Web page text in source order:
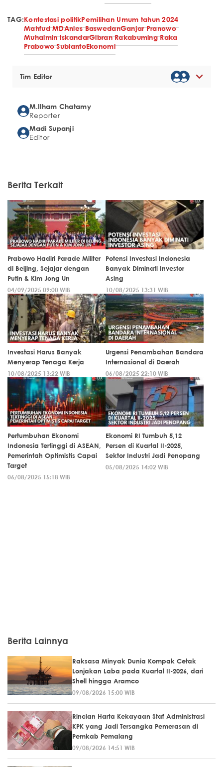
TAG:Kontestasi politikPemilihan Umum tahun 2024
Mahfud MDAnies BaswedanGanjar Pranowo
Muhaimin IskandarGibran Rakabuming Raka
Prabowo SubiantoEkonomi
Tim Editor
M.Ilham Chatamy
Reporter
Madi Supanji
Editor
Berita Terkait
Prabowo Hadiri Parade Militer
di Beijing, Sejajar dengan
Putin & Kim Jong Un
04/09/2025 09:00 WIB
Potensi Investasi Indonesia
Banyak Diminati Investor
Asing
10/08/2025 13:31 WIB
Investasi Harus Banyak
Menyerap Tenaga Kerja
10/08/2025 13:22 WIB
Urgensi Penambahan Bandara
Internasional di Daerah
06/08/2025 22:10 WIB
Pertumbuhan Ekonomi
Indonesia Tertinggi di ASEAN,
Pemerintah Optimistis Capai
Target
06/08/2025 15:18 WIB
Ekonomi RI Tumbuh 5,12
Persen di Kuartal II-2025,
Sektor Industri Jadi Penopang
05/08/2025 14:02 WIB
Berita Lainnya
Raksasa Minyak Dunia Kompak Cetak
Lonjakan Laba pada Kuartal II-2026, dari
Shell hingga Aramco
09/08/2026 15:00 WIB
Rincian Harta Kekayaan Staf Administrasi
KPK yang Jadi Tersangka Pemerasan di
Pemkab Pemalang
09/08/2026 14:51 WIB